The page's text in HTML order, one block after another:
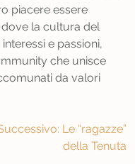
piacere essere
dove la cultura del
e passioni,
che unisce
da valori
Le “ragazze”
della Tenuta